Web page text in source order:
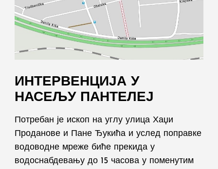
ИНТЕРВЕНЦИЈА У
НАСЕЉУ ПАНТЕЛЕЈ
Потребан је ископ на углу улица Хаџи
Проданове и Пане Ђукића и услед поправке
водоводне мреже биће прекида у
водоснабдевању до 15 часова у поменутим